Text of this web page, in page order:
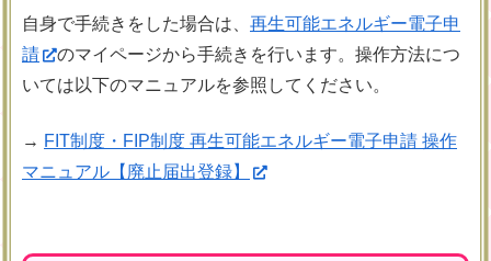
自身で手続きをした場合は、 再生可能エネルギー電子申
請
のマイページから手続きを行います。操作方法につ
いては以下のマニュアルを参照してください。
→ FIT制度・FIP制度 再生可能エネルギー電子申請 操作
マニュアル【廃止届出登録】